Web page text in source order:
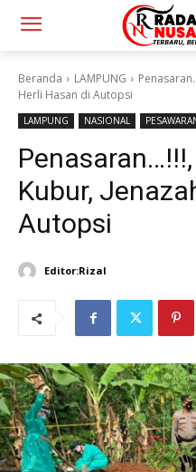
Beranda LAMPUNG
Herli Hasan di Autopsi
LAMPUNG NASIONAL
Kubur,
Autopsi
Editor:Rizal